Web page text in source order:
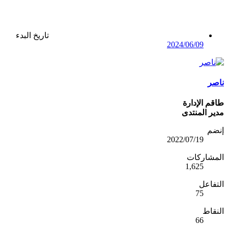
تاريخ البدء
2024/06/09
ناصر
طاقم الإدارة
مدير المنتدى
إنضم
2022/07/19
المشاركات
1,625
التفاعل
75
النقاط
66